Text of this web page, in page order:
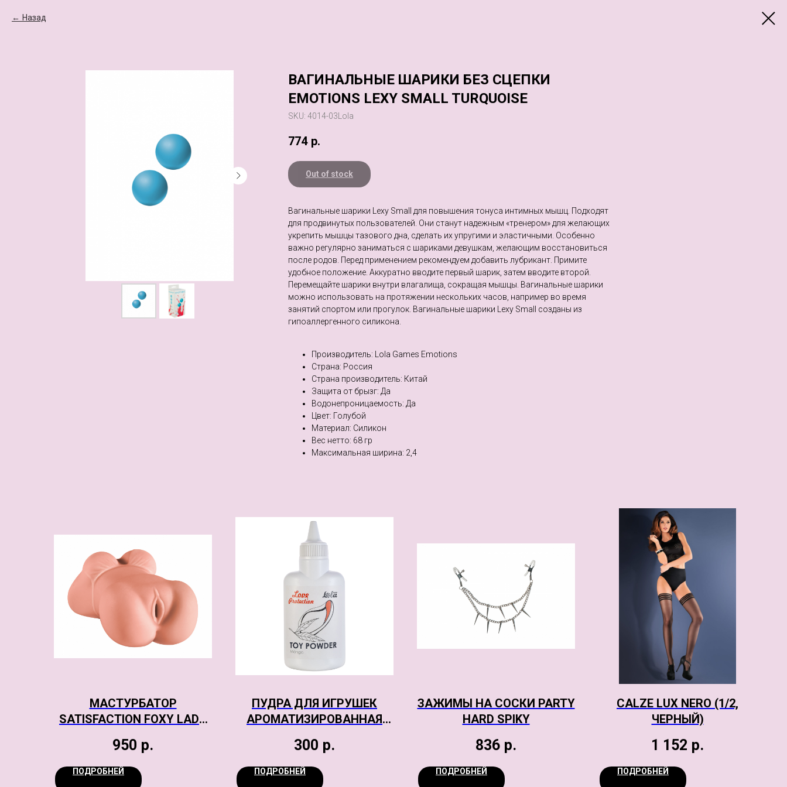
Назад
ВАГИНАЛЬНЫЕ ШАРИКИ БЕЗ СЦЕПКИ
EMOTIONS LEXY SMALL TURQUOISE
SKU: 4014-03Lola
774 р.
Out of stock
Вагинальные шарики Lexy Small для повышения тонуса интимных мышц. Подходят
для продвинутых пользователей. Они станут надежным «тренером» для желающих
укрепить мышцы тазового дна, сделать их упругими и эластичными. Особенно
важно регулярно заниматься с шариками девушкам, желающим восстановиться
после родов. Перед применением рекомендуем добавить лубрикант. Примите
удобное положение. Аккуратно вводите первый шарик, затем вводите второй.
Перемещайте шарики внутри влагалища, сокращая мышцы. Вагинальные шарики
можно использовать на протяжении нескольких часов, например во время
занятий спортом или прогулок. Вагинальные шарики Lexy Small созданы из
гипоаллергенного силикона.
Производитель: Lola Games Emotions
Страна: Россия
Страна производитель: Китай
Защита от брызг: Да
Водонепроницаемость: Да
Цвет: Голубой
Материал: Cиликон
Веc нетто: 68 гр
Максимальная ширина: 2,4
МАСТУРБАТОР
SATISFACTION FOXY LADY
950 р.
ПОДРОБНЕЙ
ПУДРА ДЛЯ ИГРУШЕК
АРОМАТИЗИРОВАННАЯ
30ГР
300 р.
ПОДРОБНЕЙ
ЗАЖИМЫ НА CОСКИ PARTY
HARD SPIKY
836 р.
ПОДРОБНЕЙ
CALZE LUX NERO (1/2,
ЧЕРНЫЙ)
1 152 р.
ПОДРОБНЕЙ